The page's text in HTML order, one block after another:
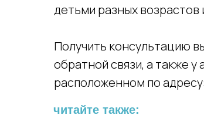
детьми разных возрастов
Получить консультацию
обратной связи, а также
расположенном по
читайте также: